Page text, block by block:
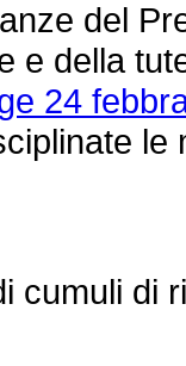
del
e della
24
cumuli di